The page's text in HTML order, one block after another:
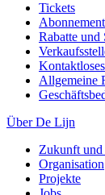
Tickets
Rabatte und
Allgemeine
Über De Lijn
Zukunft und
Organisation
Projekte